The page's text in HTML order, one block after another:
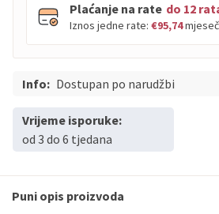
Plaćanje na rate do 12
Iznos jedne rate: €95,74
PBZ Visa
Erste
Erste
Info: Dostupan po narudžbi
Vrijeme isporuke:
od 3 do 6 tjedana
Puni opis proizvoda